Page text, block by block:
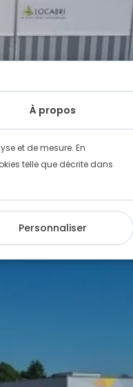
pendant des
Le bâtiment est
À propos
et de mesure. En
telle que décrite dans
Personnaliser